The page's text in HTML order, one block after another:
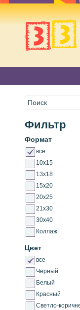
Фильтр
Формат
все
10x15
13x18
15x20
20x25
21x30
30x40
Коллаж
Цвет
все
Черный
Белый
Красный
Светло-